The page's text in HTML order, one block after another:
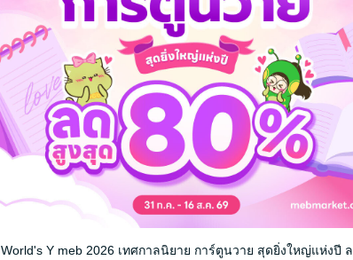
World's Y meb 2026 เทศกาลนิยาย การ์ตูนวาย สุดยิ่งใหญ่แห่งปี